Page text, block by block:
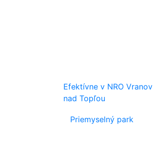
Efektívne v NRO Vranov
nad Topľou
Priemyselný park